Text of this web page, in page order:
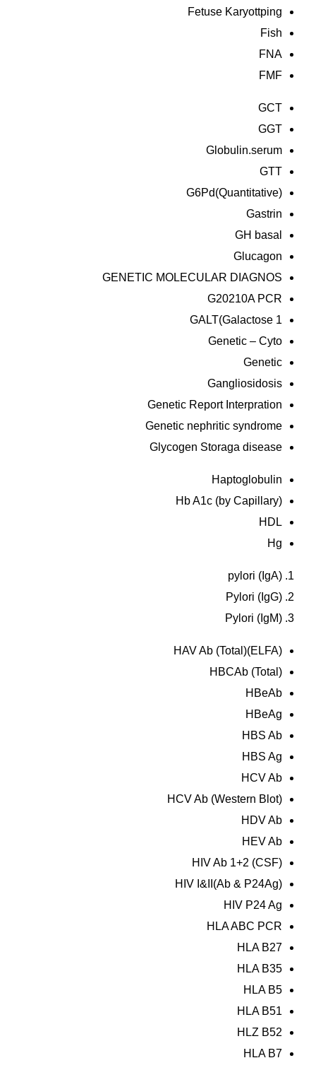
Fetuse Karyottping
Fish
FNA
FMF
GCT
GGT
Globulin.serum
GTT
G6Pd(Quantitative)
Gastrin
GH basal
Glucagon
GENETIC MOLECULAR DIAGNOS
G20210A PCR
GALT(Galactose 1
Genetic – Cyto
Genetic
Gangliosidosis
Genetic Report Interpration
Genetic nephritic syndrome
Glycogen Storaga disease
Haptoglobulin
Hb A1c (by Capillary)
HDL
Hg
pylori (IgA)
Pylori (IgG)
Pylori (IgM)
HAV Ab (Total)(ELFA)
HBCAb (Total)
HBeAb
HBeAg
HBS Ab
HBS Ag
HCV Ab
HCV Ab (Western Blot)
HDV Ab
HEV Ab
HIV Ab 1+2 (CSF)
HIV I&II(Ab & P24Ag)
HIV P24 Ag
HLA ABC PCR
HLA B27
HLA B35
HLA B5
HLA B51
HLZ B52
HLA B7